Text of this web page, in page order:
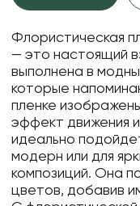
Флористическая
— это настоящий
выполнена в
которые
пленке
эффект движения
идеально
модерн или для
композиций. Она
цветов, добавив